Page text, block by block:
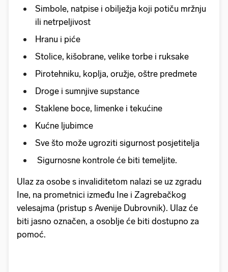
Simbole, natpise i obilježja koji potiču mržnju
ili netrpeljivost
Hranu i piće
Stolice, kišobrane, velike torbe i ruksake
Pirotehniku, koplja, oružje, oštre predmete
Droge i sumnjive supstance
Staklene boce, limenke i tekućine
Kućne ljubimce
Sve što može ugroziti sigurnost posjetitelja
Sigurnosne kontrole će biti temeljite.
Ulaz za osobe s invaliditetom nalazi se uz zgradu
Ine, na prometnici između Ine i Zagrebačkog
velesajma (pristup s Avenije Dubrovnik). Ulaz će
biti jasno označen, a osoblje će biti dostupno za
pomoć.